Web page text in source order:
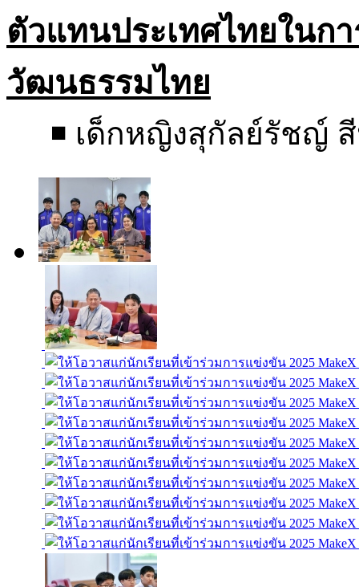
ตัวแทนประเทศไทยในก
วัฒนธรรมไทย
◾ เด็กหญิงสุกัลย์รัชญ์